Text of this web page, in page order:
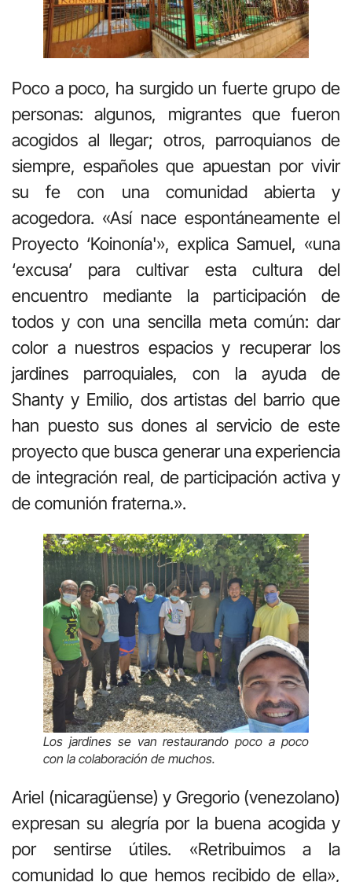
Poco a poco, ha surgido un fuerte grupo de
personas: algunos, migrantes que fueron
acogidos al llegar; otros, parroquianos de
siempre, españoles que apuestan por vivir
su fe con una comunidad abierta y
acogedora. «Así nace espontáneamente el
Proyecto ‘Koinonía'», explica Samuel, «una
‘excusa’ para cultivar esta cultura del
encuentro mediante la participación de
todos y con una sencilla meta común: dar
color a nuestros espacios y recuperar los
jardines parroquiales, con la ayuda de
Shanty y Emilio, dos artistas del barrio que
han puesto sus dones al servicio de este
proyecto que busca generar una experiencia
de integración real, de participación activa y
de comunión fraterna.».
Los jardines se van restaurando poco a poco
con la colaboración de muchos.
Ariel (nicaragüense) y Gregorio (venezolano)
expresan su alegría por la buena acogida y
por sentirse útiles. «Retribuimos a la
comunidad lo que hemos recibido de ella»,